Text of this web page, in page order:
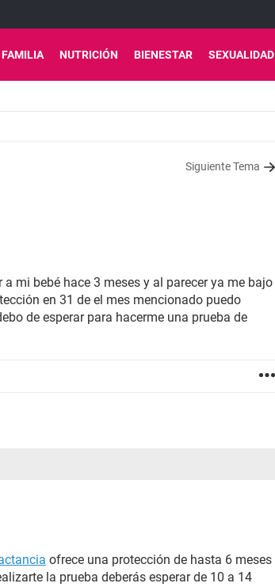
FAMILIA NUTRICIÓN BIENESTAR SEXUALIDAD
Siguiente Tema
mi bebé hace 3 meses y al parecer ya me bajo
en 31 de el mes mencionado puedo
de esperar para hacerme una prueba de
ofrece una protección de hasta 6 meses
la prueba deberás esperar de 10 a 14